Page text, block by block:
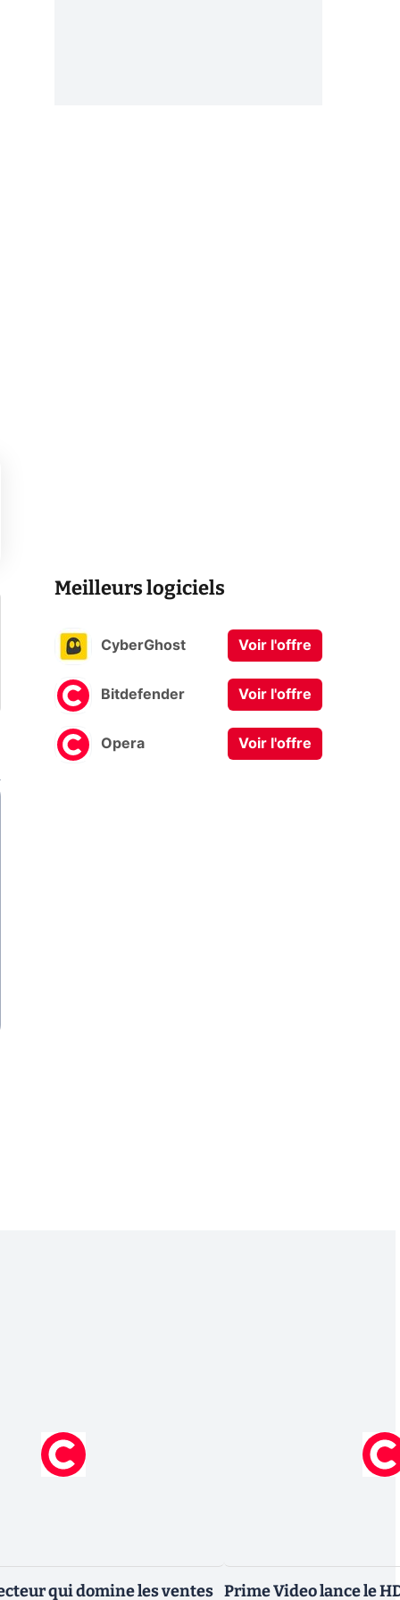
Meilleurs logiciels
CyberGhost Voir l'offre
Bitdefender Voir l'offre
Opera Voir l'offre
qui domine les ventes Prime Video lance le